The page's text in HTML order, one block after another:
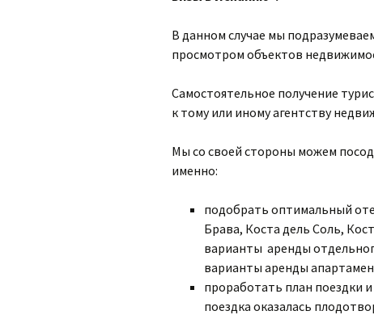
В данном случае мы
просмотром объектов
Самостоятельное получение
к тому или иному агентству
Мы со своей стороны можем
именно:
подобрать оптимальный
Брава, Коста дель Соль,
варианты аренды
варианты аренды
проработать план поездки
поездка оказалась